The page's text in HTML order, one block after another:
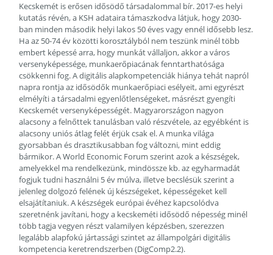
Kecskemét is erősen idősödő társadalommal bír. 2017-es helyi
kutatás révén, a KSH adataira támaszkodva látjuk, hogy 2030-
ban minden második helyi lakos 50 éves vagy ennél idősebb lesz.
Ha az 50-74 év közötti korosztályból nem teszünk minél több
embert képessé arra, hogy munkát vállaljon, akkor a város
versenyképessége, munkaerőpiacának fenntarthatósága
csökkenni fog. A digitális alapkompetenciák hiánya tehát napról
napra rontja az idősödők munkaerőpiaci esélyeit, ami egyrészt
elmélyíti a társadalmi egyenlőtlenségeket, másrészt gyengíti
Kecskemét versenyképességét. Magyarországon nagyon
alacsony a felnőttek tanulásban való részvétele, az egyébként is
alacsony uniós átlag felét érjük csak el. A munka világa
gyorsabban és drasztikusabban fog változni, mint eddig
bármikor. A World Economic Forum szerint azok a készségek,
amelyekkel ma rendelkezünk, mindössze kb. az egyharmadát
fogjuk tudni használni 5 év múlva, illetve becslésük szerint a
jelenleg dolgozó felének új készségeket, képességeket kell
elsajátítaniuk. A készségek európai évéhez kapcsolódva
szeretnénk javítani, hogy a kecskeméti idősödő népesség minél
több tagja vegyen részt valamilyen képzésben, szerezzen
legalább alapfokú jártassági szintet az állampolgári digitális
kompetencia keretrendszerben (DigComp2.2).